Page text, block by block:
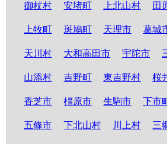
御杖村 安堵町 上北山村 田
上牧町 斑鳩町 天理市 葛城
天川村 大和高田市 宇陀市
山添村 吉野町 東吉野村 桜
香芝市 橿原市 生駒市 下市
五條市 下北山村 川上村 三